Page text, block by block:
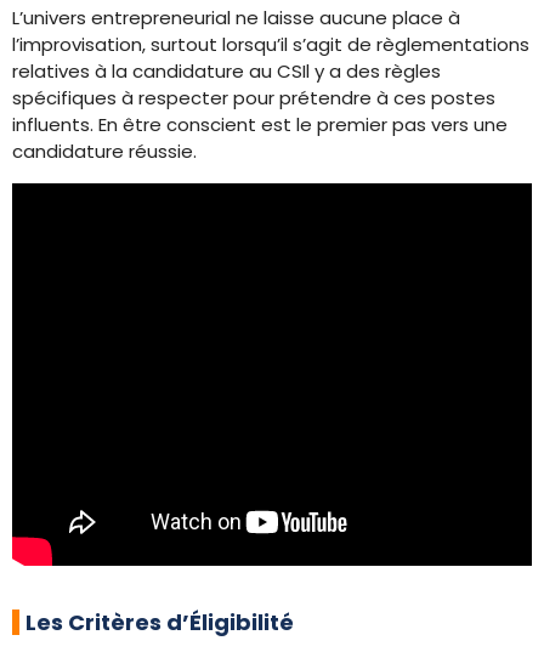
L’univers entrepreneurial ne laisse aucune place à
l’improvisation, surtout lorsqu’il s’agit de règlementations
relatives à la candidature au CSIl y a des règles
spécifiques à respecter pour prétendre à ces postes
influents. En être conscient est le premier pas vers une
candidature réussie.
Les Critères d’Éligibilité